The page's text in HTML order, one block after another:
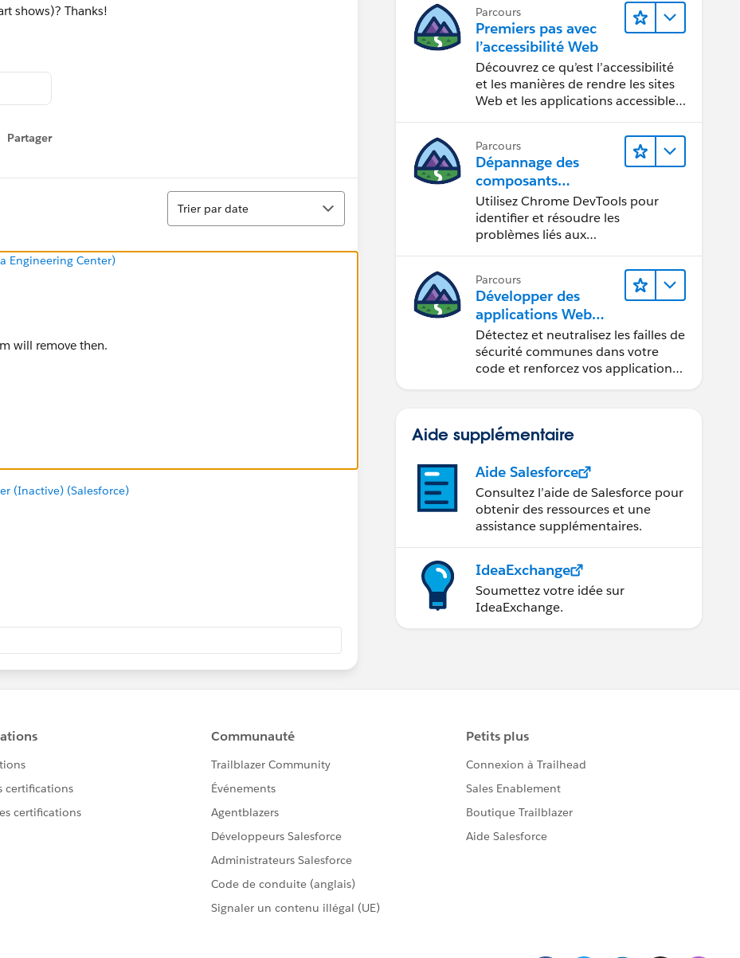
shows)? Thanks!
Partager
menu
Tri
Trier par date
Engineering Center)
will remove then.
(Inactive) (Salesforce)
Parcours
Premiers pas avec
l’accessibilité Web
Découvrez ce qu’est l’accessibilité
et les manières de rendre les sites
Web et les applications accessibles
Parcours
Dépannage des
composants
Web Lightning
Utilisez Chrome DevTools pour
identifier et résoudre les
problèmes liés aux
Parcours
Développer des
applications Web
sécurisées
Détectez et neutralisez les failles de
sécurité communes dans votre
code et renforcez vos applications
Aide supplémentaire
Aide Salesforce
Consultez l’aide de Salesforce pour
obtenir des ressources et une
assistance supplémentaires.
IdeaExchange
Soumettez votre idée sur
IdeaExchange.